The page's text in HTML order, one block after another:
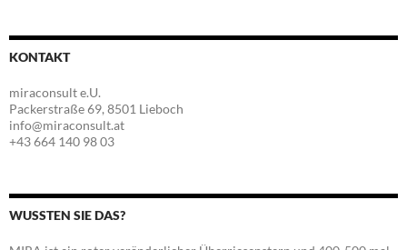
KONTAKT
miraconsult e.U.
Packerstraße 69, 8501 Lieboch
info@miraconsult.at
+43 664 140 98 03
WUSSTEN SIE DAS?